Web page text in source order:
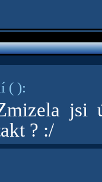
( ):
jsi
? :/